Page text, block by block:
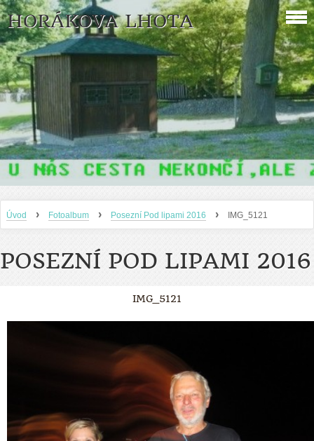
HORÁKOVA LHOTA
Úvod › Fotoalbum › Posezní Pod lipami 2016 › IMG_5121
POSEZNÍ POD LIPAMI 2016
IMG_5121